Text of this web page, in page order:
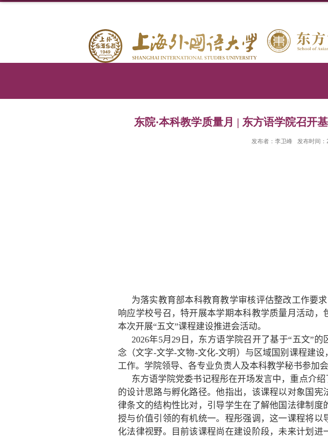
东院·本科教学质量月 | 东方语学院召开
发布者：李卫峰 发布时间
为落实教育部本科教育教学审核评估整改工作要
响应学校号召，特开展本学期本科教学质量月活动，
本次开展“五文”课程建设推进会活动。
2026年5月 29 日，东方语学院召开了基于“五文”
念（文字-文学-文物-文化-文明）与区域国别课程建
工作。学院领导、各专业负责人及本科教学秘书参加会
东方语学院党委书记程彤在开场发言中，重点介
的设计思路与孵化路径。他指出，该课程以对象国
律条文的结构性比对，引导学生在了解他国法律制
授与价值引领的有机统一。程彤强调，这一课程将
化法律视野。目前该课程尚在建设阶段，未来计划